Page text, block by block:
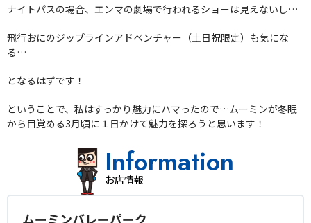
ナイトパスの場合、エンマの劇場で行われるショーは見えないし…
飛行おにのジップラインアドベンチャー（土日祝限定）も気にな
る…
となるはずです！
ということで、私はすっかり魅力にハマったので…ムーミンが冬眠
から目覚める3月頃に１日かけて魅力を探ろうと思います！
Information
お店情報
ムーミンバレーパーク